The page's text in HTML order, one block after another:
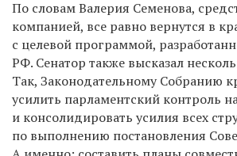
По словам Валерия Семенова,
компанией, все равно вернутся в
с целевой программой,
РФ. Сенатор также высказал
Так, Законодательному Собранию
усилить парламентский контроль
и консолидировать усилия всех
по выполнению постановления